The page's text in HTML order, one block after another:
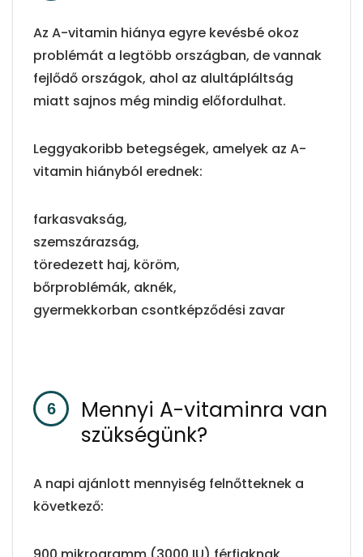
Az A-vitamin hiánya egyre kevésbé okoz
problémát a legtöbb országban, de vannak
fejlődő országok, ahol az alultápláltság
miatt sajnos még mindig előfordulhat.
Leggyakoribb betegségek, amelyek az A-
vitamin hiányból erednek:
farkasvakság,
szemszárazság,
töredezett haj, köröm,
bőrproblémák, aknék,
gyermekkorban csontképződési zavar
Mennyi A-vitaminra van
szükségünk?
A napi ajánlott mennyiség felnőtteknek a
következő: